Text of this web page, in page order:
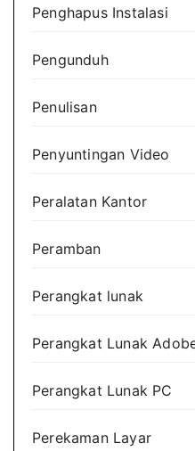
Penghapus Instalasi
Pengunduh
Penulisan
Penyuntingan Video
Peralatan Kantor
Peramban
Perangkat lunak
Perangkat Lunak
Perangkat Lunak PC
Perekaman Layar